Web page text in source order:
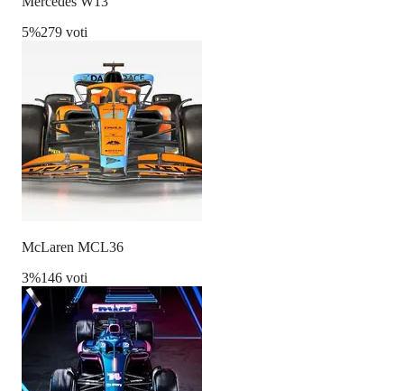
5%279 voti
McLaren MCL36
3%146 voti